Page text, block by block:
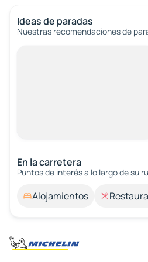
Ideas de paradas
Nuestras recomendaciones de
En la carretera
Puntos de interés a lo largo de su
Alojamientos